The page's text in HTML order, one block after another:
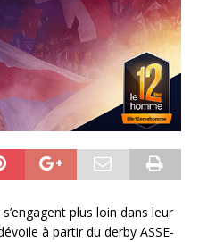
plus loin dans leur
à partir du derby ASSE-